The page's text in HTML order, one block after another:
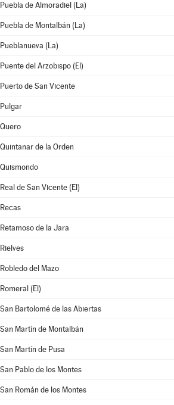
Puebla de Almoradiel (La)
Puebla de Montalbán (La)
Pueblanueva (La)
Puente del Arzobispo (El)
Puerto de San Vicente
Pulgar
Quero
Quintanar de la Orden
Quismondo
Real de San Vicente (El)
Recas
Retamoso de la Jara
Rielves
Robledo del Mazo
Romeral (El)
San Bartolomé de las Abiertas
San Martín de Montalbán
San Martín de Pusa
San Pablo de los Montes
San Román de los Montes